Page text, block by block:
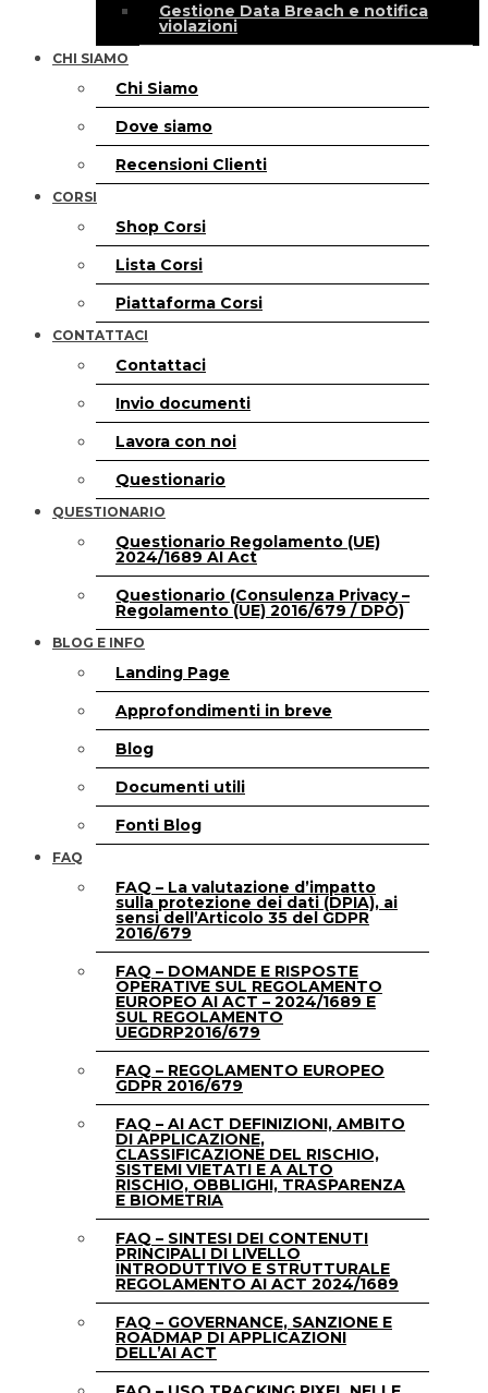
Gestione Data Breach e notifica
violazioni
CHI SIAMO
Chi Siamo
Dove siamo
Recensioni Clienti
CORSI
Shop Corsi
Lista Corsi
Piattaforma Corsi
CONTATTACI
Contattaci
Invio documenti
Lavora con noi
Questionario
QUESTIONARIO
Questionario Regolamento (UE)
2024/1689 AI Act
Questionario (Consulenza Privacy –
Regolamento (UE) 2016/679 / DPO)
BLOG E INFO
Landing Page
Approfondimenti in breve
Blog
Documenti utili
Fonti Blog
FAQ
FAQ – La valutazione d’impatto
sulla protezione dei dati (DPIA), ai
sensi dell’Articolo 35 del GDPR
2016/679
FAQ – DOMANDE E RISPOSTE
OPERATIVE SUL REGOLAMENTO
EUROPEO AI ACT – 2024/1689 E
SUL REGOLAMENTO
UEGDRP2016/679
FAQ – REGOLAMENTO EUROPEO
GDPR 2016/679
FAQ – AI ACT DEFINIZIONI, AMBITO
DI APPLICAZIONE,
CLASSIFICAZIONE DEL RISCHIO,
SISTEMI VIETATI E A ALTO
RISCHIO, OBBLIGHI, TRASPARENZA
E BIOMETRIA
FAQ – SINTESI DEI CONTENUTI
PRINCIPALI DI LIVELLO
INTRODUTTIVO E STRUTTURALE
REGOLAMENTO AI ACT 2024/1689
FAQ – GOVERNANCE, SANZIONE E
ROADMAP DI APPLICAZIONI
DELL’AI ACT